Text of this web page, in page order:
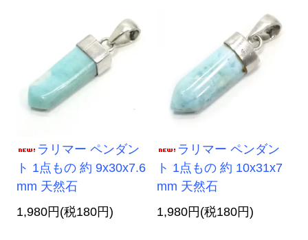
ラリマー ペンダン
ト 1点もの 約 9x30x7.6
mm 天然石
1,980円(税180円)
ラリマー ペンダン
ト 1点もの 約 10x31x7
mm 天然石
1,980円(税180円)